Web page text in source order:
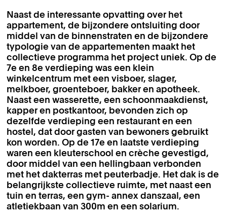
Naast de interessante opvatting over het
appartement, de bijzondere ontsluiting door
middel van de binnenstraten en de bijzondere
typologie van de appartementen maakt het
collectieve programma het project uniek. Op de
7e en 8e verdieping was een klein
winkelcentrum met een visboer, slager,
melkboer, groenteboer, bakker en apotheek.
Naast een wasserette, een schoonmaakdienst,
kapper en postkantoor, bevonden zich op
dezelfde verdieping een restaurant en een
hostel, dat door gasten van bewoners gebruikt
kon worden. Op de 17e en laatste verdieping
waren een kleuterschool en crèche gevestigd,
door middel van een hellingbaan verbonden
met het dakterras met peuterbadje. Het dak is de
belangrijkste collectieve ruimte, met naast een
tuin en terras, een gym- annex danszaal, een
atletiekbaan van 300m en een solarium.